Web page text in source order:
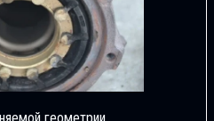
геометрии